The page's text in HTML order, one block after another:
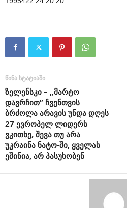
წინა სტატიაში
ზელენსკი – „მარტო
დავრჩით” ჩვენთვის
ბრძოლა არავის უნდა დღეს
27 ევროპელ ლიდერს
ვკითხე, შევა თუ არა
უკრაინა ნატო-ში, ყველას
ეშინია, არ პასუხობენ